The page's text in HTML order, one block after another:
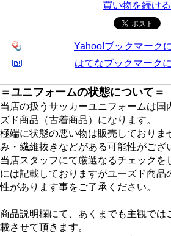
買い物を続ける
Yahoo!ブックマーク
はてなブックマーク
＝ユニフォームの状態について＝
当店の扱うサッカーユニフォームは国
ズド商品（古着商品）になります。
極端に状態の悪い物は販売しておりま
み・繊維抜きなどがある可能性がござ
当店スタッフにて厳選なるチェックを
には記載しておりますがユーズド商品
性があります事をご了承ください。
商品説明欄にて、あくまでも主観では
載させて頂きます。